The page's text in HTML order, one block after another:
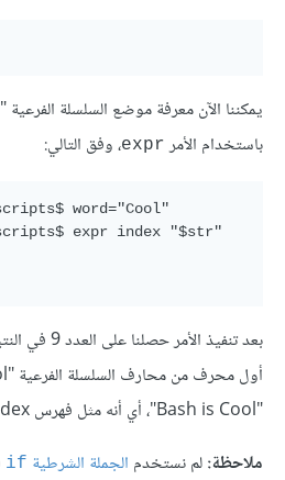
باستخدام الأمر expr، وفق التالي:
word="Cool"
scripts$ expr index "$str"
بعد تنفيذ
"Bash is Cool"، أي أنه مثل فهرس index لموضع السلسلة الفرعية.
ملاحظة:لم نستخدم الجملة الشرطية if